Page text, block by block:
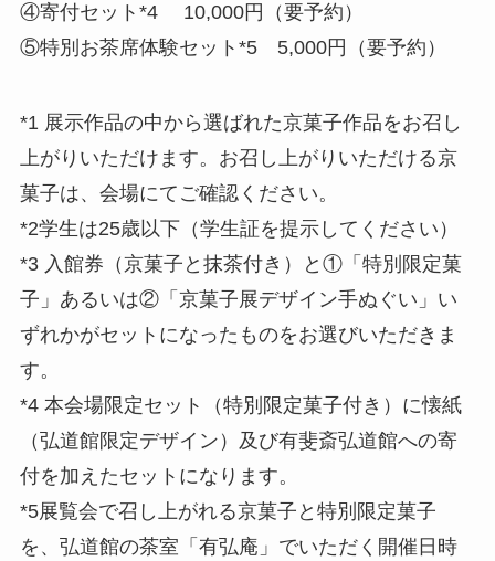
④寄付セット*4 10,000円（要予約）
⑤特別お茶席体験セット*5 5,000円（要予約）
*1 展示作品の中から選ばれた京菓子作品をお召し
上がりいただけます。お召し上がりいただける京
菓子は、会場にてご確認ください。
*2学生は25歳以下（学生証を提示してください）
*3 入館券（京菓子と抹茶付き）と①「特別限定菓
子」あるいは②「京菓子展デザイン手ぬぐい」い
ずれかがセットになったものをお選びいただきま
す。
*4 本会場限定セット（特別限定菓子付き）に懐紙
（弘道館限定デザイン）及び有斐斎弘道館への寄
付を加えたセットになります。
*5展覧会で召し上がれる京菓子と特別限定菓子
を、弘道館の茶室「有弘庵」でいただく開催日時